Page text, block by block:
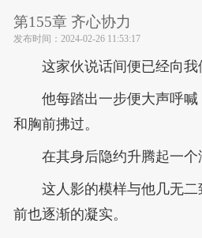
第155章 齐心协力
发布时间： 2024-02-26 11:53:17
这家伙说话间便已经向我
他每踏出一步便大声呼
和胸前拂过。
在其身后隐约升腾起一个
这人影的模样与他几无
前也逐渐的凝实。